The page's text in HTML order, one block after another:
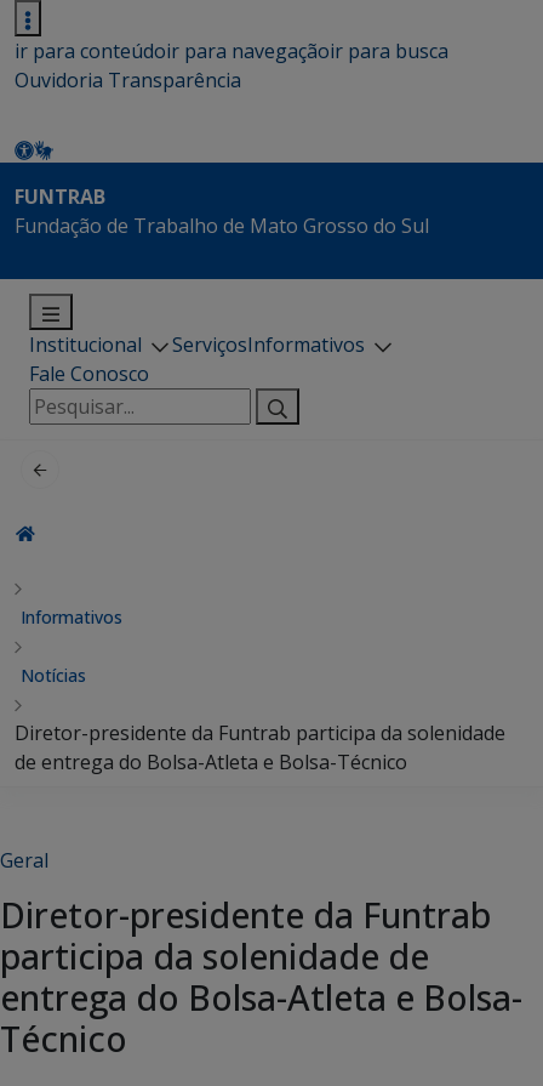
ir para conteúdoir para navegaçãoir para busca
Ouvidoria Transparência
FUNTRAB
Fundação de Trabalho de Mato Grosso do Sul
Institucional ServiçosInformativos
Fale Conosco
Pesquisar
por:
Informativos
Notícias
Diretor-presidente da Funtrab participa da solenidade
de entrega do Bolsa-Atleta e Bolsa-Técnico
Geral
Diretor-presidente da Funtrab
participa da solenidade de
entrega do Bolsa-Atleta e Bolsa-
Técnico